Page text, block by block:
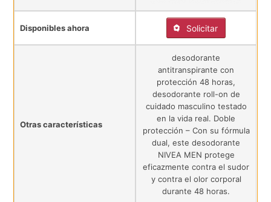
Disponibles ahora Solicitar
Otras características
desodorante
antitranspirante con
protección 48 horas,
desodorante roll-on de
cuidado masculino testado
en la vida real. Doble
protección – Con su fórmula
dual, este desodorante
NIVEA MEN protege
eficazmente contra el sudor
y contra el olor corporal
durante 48 horas.